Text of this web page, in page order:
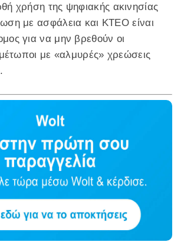
χρήση της ψηφιακής ακινησίας
με ασφάλεια και ΚΤΕΟ είναι
για να μην βρεθούν οι
με «αλμυρές» χρεώσεις